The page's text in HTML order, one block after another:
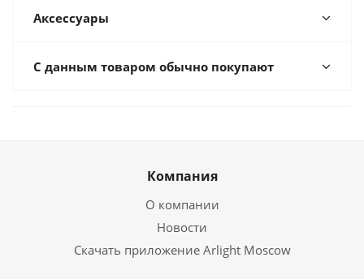
Аксессуары
С данным товаром обычно покупают
Компания
О компании
Новости
Скачать приложение Arlight Moscow